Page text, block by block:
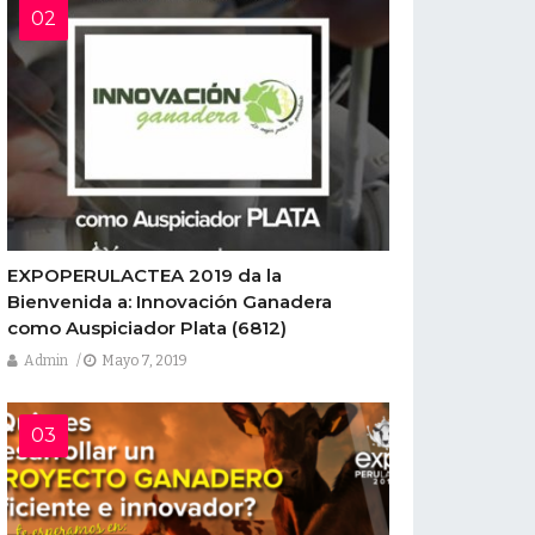
EXPOPERULACTEA 2019 da la
Bienvenida a: Innovación Ganadera
como Auspiciador Plata (6812)
Admin Mayo 7, 2019